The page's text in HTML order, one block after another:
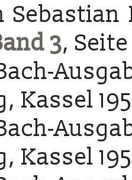
Sebastian
3,
Kassel
Kassel